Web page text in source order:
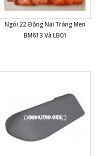
Ngói 22 Đồng Nai Tráng Men
BM613 Và LB01